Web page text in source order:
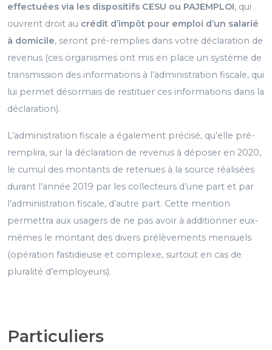
effectuées via les dispositifs CESU ou PAJEMPLOI, qui
ouvrent droit au crédit d’impôt pour emploi d’un salarié
à domicile, seront pré-remplies dans votre déclaration de
revenus (ces organismes ont mis en place un système de
transmission des informations à l’administration fiscale, qui
lui permet désormais de restituer ces informations dans la
déclaration).
L’administration fiscale a également précisé, qu’elle pré-
remplira, sur la déclaration de revenus à déposer en 2020,
le cumul des montants de retenues à la source réalisées
durant l’année 2019 par les collecteurs d’une part et par
l’administration fiscale, d’autre part. Cette mention
permettra aux usagers de ne pas avoir à additionner eux-
mêmes le montant des divers prélèvements mensuels
(opération fastidieuse et complexe, surtout en cas de
pluralité d’employeurs).
Particuliers